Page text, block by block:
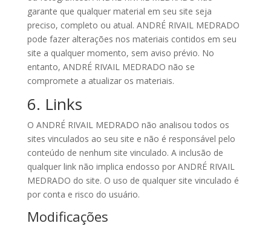
garante que qualquer material em seu site seja
preciso, completo ou atual. ANDRÉ RIVAIL MEDRADO
pode fazer alterações nos materiais contidos em seu
site a qualquer momento, sem aviso prévio. No
entanto, ANDRÉ RIVAIL MEDRADO não se
compromete a atualizar os materiais.
6. Links
O ANDRÉ RIVAIL MEDRADO não analisou todos os
sites vinculados ao seu site e não é responsável pelo
conteúdo de nenhum site vinculado. A inclusão de
qualquer link não implica endosso por ANDRÉ RIVAIL
MEDRADO do site. O uso de qualquer site vinculado é
por conta e risco do usuário.
Modificações